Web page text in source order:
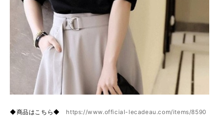
◆商品はこちら◆ https://www.official-lecadeau.com/items/8590